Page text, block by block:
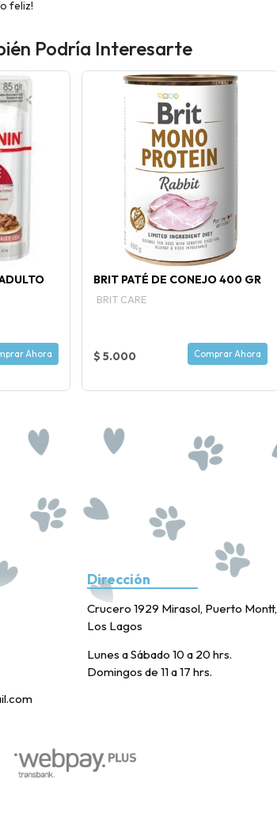
feliz!
Podría Interesarte
Ahora
BRIT PATÉ DE CONEJO 400 GR
BRIT CARE
$ 5.000 Comprar Ahora
Dirección
Crucero 1929 Mirasol, Puerto Montt,
Los Lagos
Lunes a Sábado 10 a 20 hrs.
Domingos de 11 a 17 hrs.